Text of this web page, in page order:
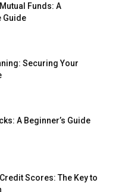
Funds: A
Guide
Securing Your
A Beginner’s Guide
Scores: The Key to